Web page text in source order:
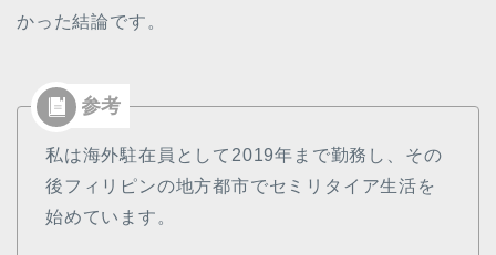
かった結論です。
私は海外駐在員として2019年まで勤務し、その
後フィリピンの地方都市でセミリタイア生活を
始めています。